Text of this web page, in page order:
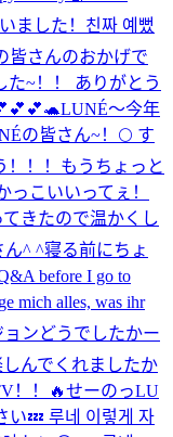
ました！ 친짜 예뻤
皆さんのおかげで
~！！ ありがとう
LUNÉ〜今年
の皆さん~！🌕 す
！！ もうちょっと
っこいいってぇ！
てきたので温かくし
ん^ ^寝る前にちょ
before I go to
mich alles, was ihr
ョンどうでしたかー
んでくれましたか
！！🔥せーのっLU
💤 루네 이렇게 자